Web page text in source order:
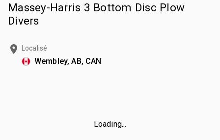
Massey-Harris 3 Bottom Disc Plow
Divers
Localisé
Wembley, AB, CAN
Loading...